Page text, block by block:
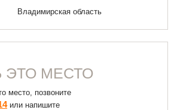
Владимирская область
ЭТО МЕСТО
место, позвоните
или напишите